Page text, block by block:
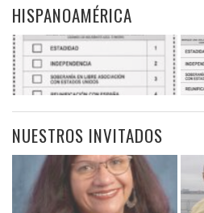
HISPANOAMÉRICA
NUESTROS INVITADOS